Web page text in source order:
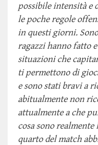
possibile intensità e
le poche regole
in questi giorni.
ragazzi hanno fatto
situazioni che
ti permettono di
e sono stati bravi a
abitualmente non
attualmente a che
cosa sono
quarto del match